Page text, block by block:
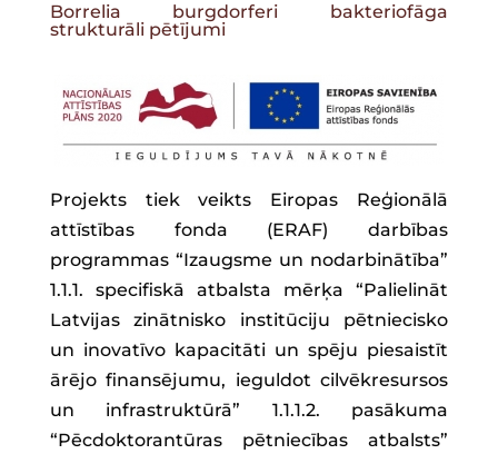
Borrelia burgdorferi bakteriofāga
strukturāli pētījumi
Projekts tiek veikts Eiropas Reģionālā
attīstības fonda (ERAF) darbības
programmas “Izaugsme un nodarbinātība”
1.1.1. specifiskā atbalsta mērķa “Palielināt
Latvijas zinātnisko institūciju pētniecisko
un inovatīvo kapacitāti un spēju piesaistīt
ārējo finansējumu, ieguldot cilvēkresursos
un infrastruktūrā” 1.1.1.2. pasākuma
“Pēcdoktorantūras pētniecības atbalsts”